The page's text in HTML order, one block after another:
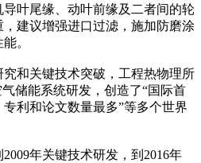
叶尾缘、动叶前缘及二者间的轮
建议增强进口过滤，施加防磨涂
。
和关键技术突破，工程热物理所
储能系统研发，创造了“国际首
利和论文数量最多”等多个世界
年关键技术研发，到2016年